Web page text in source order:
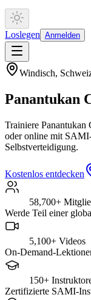
Loslegen Anmelden
Windisch,
Panantukan
Trainiere
oder online mit
Selbstverteidigung.
Kostenlos entdecken
58,700+
Werde Teil einer
5,100+ Videos
On-Demand-
150+
Zertifizierte SAMI-